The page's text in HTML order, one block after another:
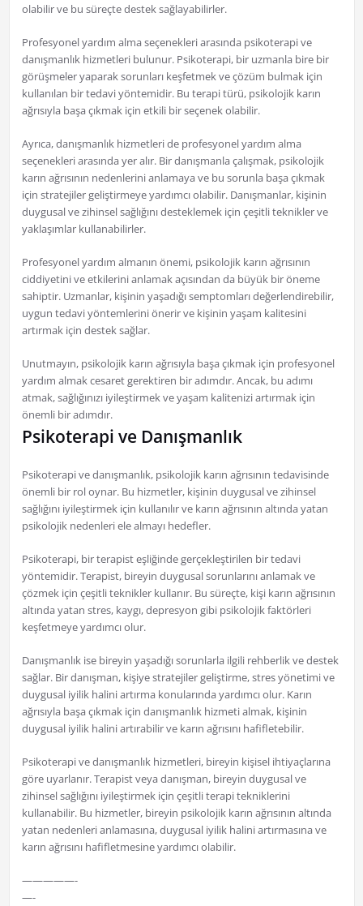
olabilir ve bu süreçte destek sağlayabilirler.
Profesyonel yardım alma seçenekleri arasında psikoterapi ve
danışmanlık hizmetleri bulunur. Psikoterapi, bir uzmanla bire bir
görüşmeler yaparak sorunları keşfetmek ve çözüm bulmak için
kullanılan bir tedavi yöntemidir. Bu terapi türü, psikolojik karın
ağrısıyla başa çıkmak için etkili bir seçenek olabilir.
Ayrıca, danışmanlık hizmetleri de profesyonel yardım alma
seçenekleri arasında yer alır. Bir danışmanla çalışmak, psikolojik
karın ağrısının nedenlerini anlamaya ve bu sorunla başa çıkmak
için stratejiler geliştirmeye yardımcı olabilir. Danışmanlar, kişinin
duygusal ve zihinsel sağlığını desteklemek için çeşitli teknikler ve
yaklaşımlar kullanabilirler.
Profesyonel yardım almanın önemi, psikolojik karın ağrısının
ciddiyetini ve etkilerini anlamak açısından da büyük bir öneme
sahiptir. Uzmanlar, kişinin yaşadığı semptomları değerlendirebilir,
uygun tedavi yöntemlerini önerir ve kişinin yaşam kalitesini
artırmak için destek sağlar.
Unutmayın, psikolojik karın ağrısıyla başa çıkmak için profesyonel
yardım almak cesaret gerektiren bir adımdır. Ancak, bu adımı
atmak, sağlığınızı iyileştirmek ve yaşam kalitenizi artırmak için
önemli bir adımdır.
Psikoterapi ve Danışmanlık
Psikoterapi ve danışmanlık, psikolojik karın ağrısının tedavisinde
önemli bir rol oynar. Bu hizmetler, kişinin duygusal ve zihinsel
sağlığını iyileştirmek için kullanılır ve karın ağrısının altında yatan
psikolojik nedenleri ele almayı hedefler.
Psikoterapi, bir terapist eşliğinde gerçekleştirilen bir tedavi
yöntemidir. Terapist, bireyin duygusal sorunlarını anlamak ve
çözmek için çeşitli teknikler kullanır. Bu süreçte, kişi karın ağrısının
altında yatan stres, kaygı, depresyon gibi psikolojik faktörleri
keşfetmeye yardımcı olur.
Danışmanlık ise bireyin yaşadığı sorunlarla ilgili rehberlik ve destek
sağlar. Bir danışman, kişiye stratejiler geliştirme, stres yönetimi ve
duygusal iyilik halini artırma konularında yardımcı olur. Karın
ağrısıyla başa çıkmak için danışmanlık hizmeti almak, kişinin
duygusal iyilik halini artırabilir ve karın ağrısını hafifletebilir.
Psikoterapi ve danışmanlık hizmetleri, bireyin kişisel ihtiyaçlarına
göre uyarlanır. Terapist veya danışman, bireyin duygusal ve
zihinsel sağlığını iyileştirmek için çeşitli terapi tekniklerini
kullanabilir. Bu hizmetler, bireyin psikolojik karın ağrısının altında
yatan nedenleri anlamasına, duygusal iyilik halini artırmasına ve
karın ağrısını hafifletmesine yardımcı olabilir.
—————-
—-